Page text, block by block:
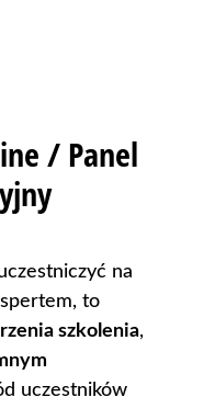
/ Panel
na
to
szkolenia,
uczestników